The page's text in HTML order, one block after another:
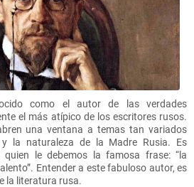
como el autor de las verdades
el más atípico de los escritores rusos.
una ventana a temas tan variados
la naturaleza de la Madre Rusia. Es
quien le debemos la famosa frase: “la
Entender a este fabuloso autor, es
la literatura rusa.